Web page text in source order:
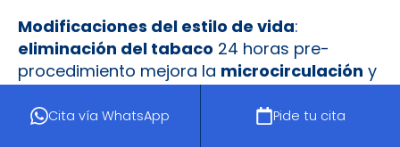
Cita vía WhatsApp Pide tu cita
Modificaciones del estilo de vida:
eliminación del tabaco 24 horas pre-
procedimiento mejora la microcirculación y
cafeínadisminuye la ansiedad basal;